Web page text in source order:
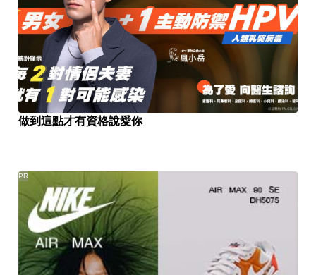
做到這點才有資格說愛你
PR